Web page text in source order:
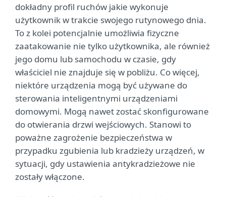
dokładny profil ruchów jakie wykonuje
użytkownik w trakcie swojego rutynowego dnia.
To z kolei potencjalnie umożliwia fizyczne
zaatakowanie nie tylko użytkownika, ale również
jego domu lub samochodu w czasie, gdy
właściciel nie znajduje się w pobliżu. Co więcej,
niektóre urządzenia mogą być używane do
sterowania inteligentnymi urządzeniami
domowymi. Mogą nawet zostać skonfigurowane
do otwierania drzwi wejściowych. Stanowi to
poważne zagrożenie bezpieczeństwa w
przypadku zgubienia lub kradzieży urządzeń, w
sytuacji, gdy ustawienia antykradzieżowe nie
zostały włączone.